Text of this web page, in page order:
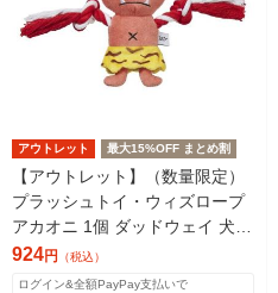
アウトレット 最大15%OFF まとめ割
【アウトレット】（数量限定）
プラッシュトイ・ウィズロープ
アカオニ 1個 ダッドウェイ 犬用
おもちゃ
924円 （税込）
ログイン&全額PayPay支払いで